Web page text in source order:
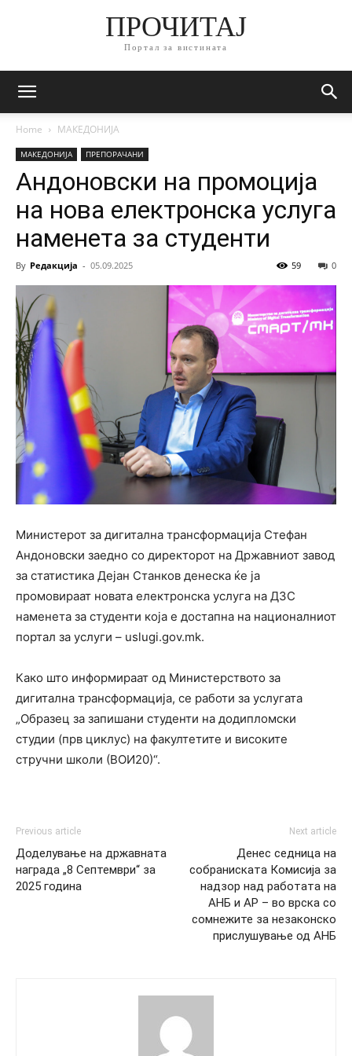
ПРОЧИТАЈ
Портал за вистината
Home МАКЕДОНИЈА
МАКЕДОНИЈА ПРЕПОРАЧАНИ
Андоновски на промоција
на нова електронска услуга
наменета за студенти
By Редакција - 05.09.2025 0
59
Министерот за дигитална трансформација Стефан
Андоновски заедно со директорот на Државниот завод
за статистика Дејан Станков денеска ќе ја
промовираат новата електронска услуга на ДЗС
наменета за студенти која е достапна на националниот
портал за услуги – uslugi.gov.mk.
Како што информираат од Министерството за
дигитална трансформација, се работи за услугата
„Образец за запишани студенти на додипломски
студии (прв циклус) на факултетите и високите
стручни школи (ВОИ20)“.
Previous article
Доделување на државната
награда „8 Септември“ за
2025 година
Next article
Денес седница на
собраниската Комисија за
надзор над работата на
АНБ и АР – во врска со
сомнежите за незаконско
прислушување од АНБ